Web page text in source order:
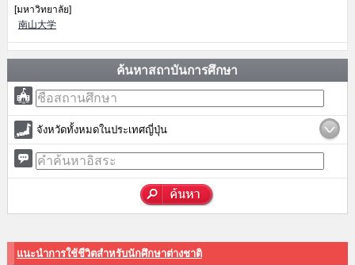
[มหาวิทยาลัย]
南山大学
ค้นหาสถาบันการศึกษา
จังหวัดทั้งหมดในประเทศญี่ปุ่น
แนะนำการใช้ชีวิตสำหรับนักศึกษาต่างชาติ